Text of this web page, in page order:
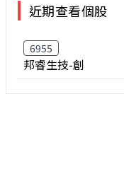
近期查看個股
6955
邦睿生技-創